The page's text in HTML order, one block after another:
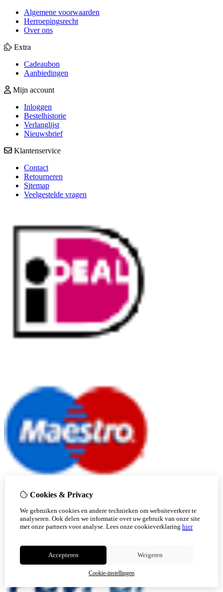
Algemene voorwaarden
Herroepingsrecht
Over ons
Extra
Cadeaubon
Aanbiedingen
Mijn account
Inloggen
Bestelhistorie
Verlanglijst
Nieuwsbrief
Klantenservice
Contact
Retourneren
Sitemap
Veelgestelde vragen
Cookies & Privacy
We gebruiken cookies en andere technieken om websiteverkeer te
analyseren. Ook delen we informatie over uw gebruik van onze site
met onze partners voor analyse. Lees onze cookieverklaring hier
Accepteren Weigeren
Cookie-instellingen